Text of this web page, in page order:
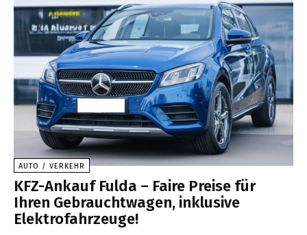
AUTO / VERKEHR
KFZ-Ankauf Fulda – Faire Preise für
Ihren Gebrauchtwagen, inklusive
Elektrofahrzeuge!